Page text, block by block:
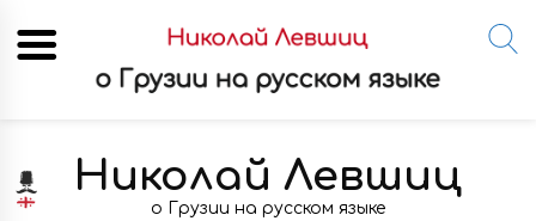
content
Николай Левшиц
о Грузии на русском языке